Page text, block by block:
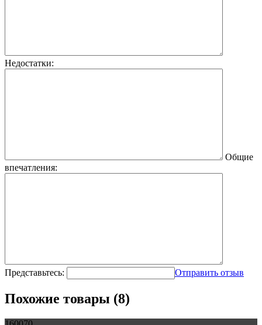
Недостатки:
Общие
впечатления:
Представьтесь: Отправить отзыв
Похожие товары (8)